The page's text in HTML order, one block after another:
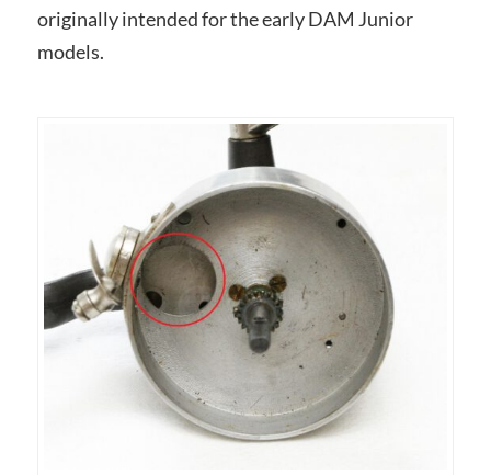
originally intended for the early DAM Junior
models.